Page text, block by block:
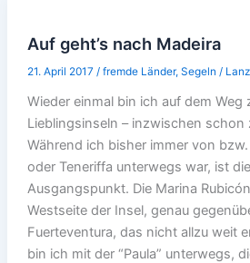
Auf geht’s nach Madeira
21. April 2017 / fremde Länder, Segeln /
Wieder einmal bin ich auf dem Weg
Lieblingsinseln – inzwischen schon
Während ich bisher immer von
oder Teneriffa unterwegs war, ist
Ausgangspunkt. Die Marina
Westseite der Insel, genau
Fuerteventura, das nicht allzu weit
bin ich mit der “Paula” unterwegs,